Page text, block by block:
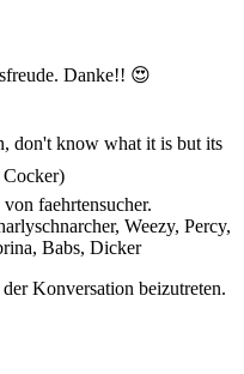
Danke!! 😍
know what it is but its
von faehrtensucher.
, Weezy, Percy,
, Babs, Dicker
Konversation beizutreten.